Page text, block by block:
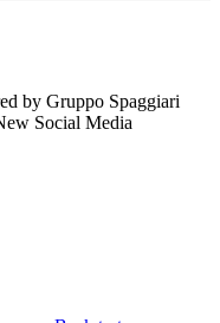
by Gruppo Spaggiari
Social Media